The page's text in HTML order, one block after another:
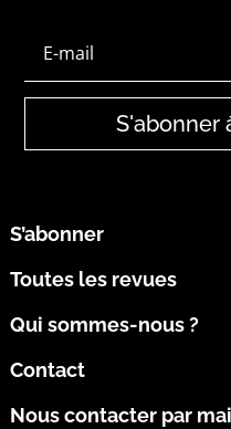
S'abonner
S’abonner
Toutes les revues
Qui sommes-nous ?
Contact
Nous contacter par